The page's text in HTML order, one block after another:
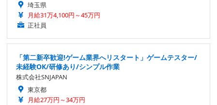
埼玉県
月給31万4,100円～45万円
正社員
「第二新卒歓迎!ゲーム業界へリスタート」ゲームテスター/
未経験OK/研修あり/シンプル作業
株式会社SNJAPAN
東京都
月給27万円～34万円